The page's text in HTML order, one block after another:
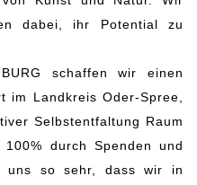
dabei, ihr Potential zu
schaffen wir einen
im Landkreis Oder-Spree,
Selbstentfaltung Raum
durch Spenden und
uns so sehr, dass wir in